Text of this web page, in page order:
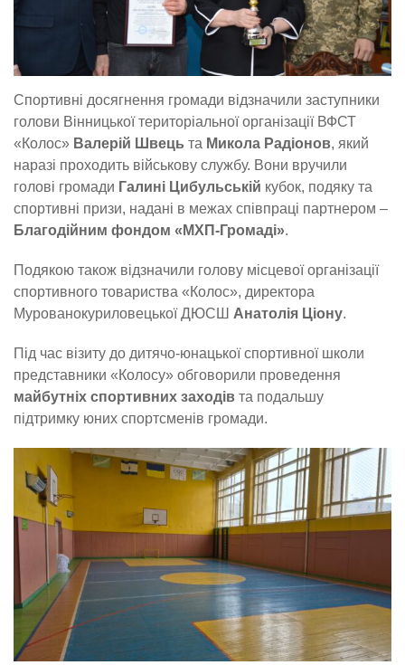
Спортивні досягнення громади відзначили заступники
голови Вінницької територіальної організації ВФСТ
«Колос» Валерій Швець та Микола Радіонов, який
наразі проходить військову службу. Вони вручили
голові громади Галині Цибульській кубок, подяку та
спортивні призи, надані в межах співпраці партнером –
Благодійним фондом «МХП-Громаді».
Подякою також відзначили голову місцевої організації
спортивного товариства «Колос», директора
Мурованокуриловецької ДЮСШ Анатолія Ціону.
Під час візиту до дитячо-юнацької спортивної школи
представники «Колосу» обговорили проведення
майбутніх спортивних заходів та подальшу
підтримку юних спортсменів громади.